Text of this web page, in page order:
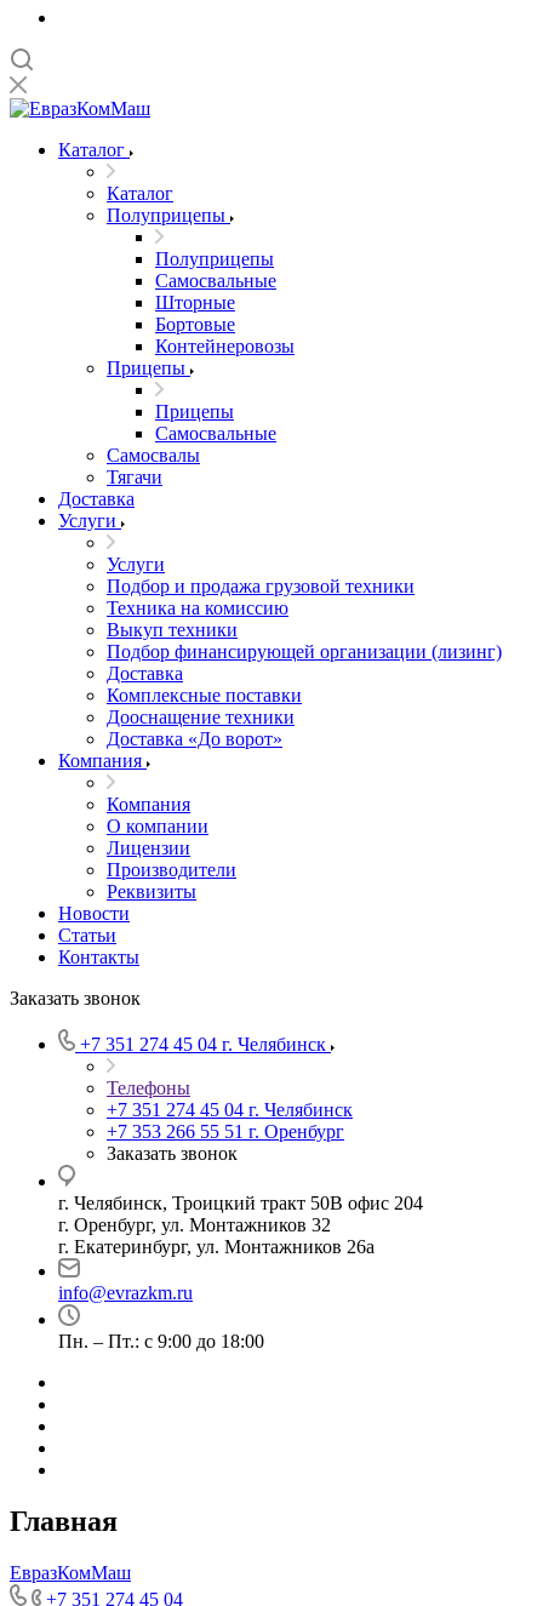
Каталог
Каталог
Полуприцепы
Полуприцепы
Самосвальные
Шторные
Бортовые
Контейнеровозы
Прицепы
Прицепы
Самосвальные
Самосвалы
Тягачи
Доставка
Услуги
Услуги
Подбор и продажа грузовой техники
Техника на комиссию
Выкуп техники
Подбор финансирующей организации (лизинг)
Доставка
Комплексные поставки
Дооснащение техники
Доставка «До ворот»
Компания
Компания
О компании
Лицензии
Производители
Реквизиты
Новости
Статьи
Контакты
Заказать звонок
+7 351 274 45 04 г. Челябинск
Телефоны
+7 351 274 45 04 г. Челябинск
+7 353 266 55 51 г. Оренбург
Заказать звонок
г. Челябинск, Троицкий тракт 50В офис 204
г. Оренбург, ул. Монтажников 32
г. Екатеринбург, ул. Монтажников 26а
info@evrazkm.ru
Пн. – Пт.: с 9:00 до 18:00
Главная
ЕвразКомМаш
+7 351 274 45 04